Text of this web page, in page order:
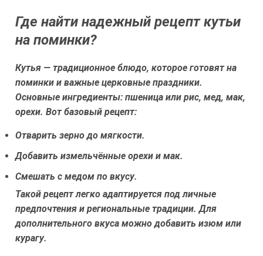
Где найти надежный рецепт кутьи
на поминки?
Кутья — традиционное блюдо, которое готовят на
поминки и важные церковные праздники.
Основные ингредиенты: пшеница или рис, мед, мак,
орехи. Вот базовый рецепт:
Отварить зерно до мягкости.
Добавить измельчённые орехи и мак.
Смешать с медом по вкусу.
Такой рецепт легко адаптируется под личные
предпочтения и региональные традиции. Для
дополнительного вкуса можно добавить изюм или
курагу.